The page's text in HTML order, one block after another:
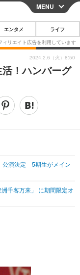
CLOSE
スマートフォン
その他
映画・ドラマ
その他
MENU
エンタメ ライフ
！ハンバーグ
公演決定 5期生がメイン
千客万来」 に期間限定オ
2024.2.6（火）8:50